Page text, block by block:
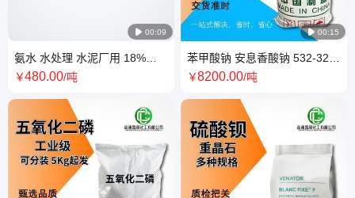
 00:09
氨水 水处理 水泥厂用 18%
20% 25% 28% 工业级 化学纯
￥480.00/吨
 00:15
苯甲酸钠 安息香酸钠 532-32-1
食品防腐剂 工业级
￥8200.00/吨